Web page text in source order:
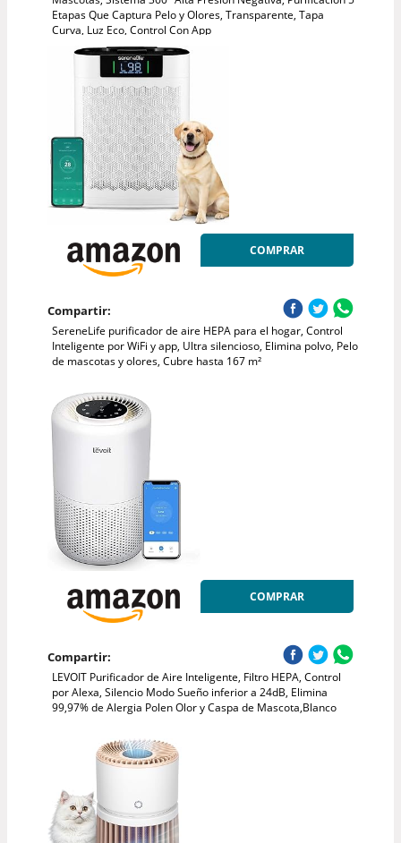
Etapas Que Captura Pelo y Olores, Transparente, Tapa
Curva, Luz Eco, Control Con App
COMPRAR
Compartir:
SereneLife purificador de aire HEPA para el hogar, Control
Inteligente por WiFi y app, Ultra silencioso, Elimina polvo, Pelo
de mascotas y olores, Cubre hasta 167 m²
COMPRAR
Compartir:
LEVOIT Purificador de Aire Inteligente, Filtro HEPA, Control
por Alexa, Silencio Modo Sueño inferior a 24dB, Elimina
99,97% de Alergia Polen Olor y Caspa de Mascota,Blanco